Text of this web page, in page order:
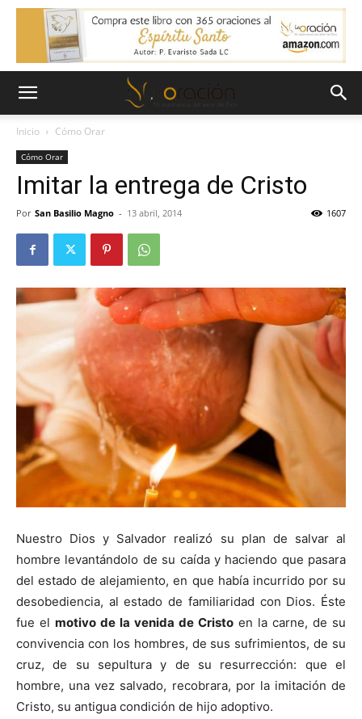
Inicio Cómo Orar
Cómo Orar
Imitar la entrega de Cristo
Por San Basilio Magno - 13 abril, 2014 1607
Nuestro Dios y Salvador realizó su plan de salvar al
hombre levantándolo de su caída y haciendo que pasara
del estado de alejamiento, en que había incurrido por su
desobediencia, al estado de familiaridad con Dios. Éste
fue el motivo de la venida de Cristo en la carne, de su
convivencia con los hombres, de sus sufrimientos, de su
cruz, de su sepultura y de su resurrección: que el
hombre, una vez salvado, recobrara, por la imitación de
Cristo, su antigua condición de hijo adoptivo.